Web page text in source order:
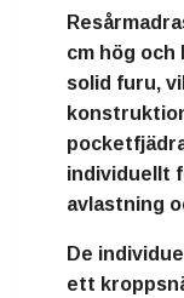
cm hög och
solid furu,
individuellt
avlastning
De
ett